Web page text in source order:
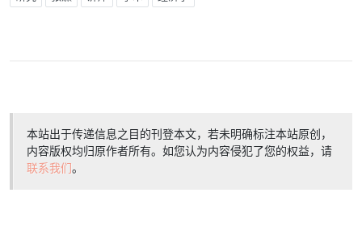
本站出于传递信息之目的刊登本文，若未明确标注本站原创，
内容版权均归原作者所有。如您认为内容侵犯了您的权益，请
联系我们。